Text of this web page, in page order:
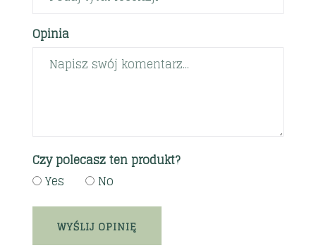
Opinia
Czy polecasz ten produkt?
Yes
No